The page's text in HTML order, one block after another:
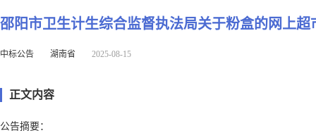
邵阳市卫生计生综合监督执法局关于粉盒的网上
中标公告 湖南省 2025-08-15
正文内容
公告摘要：